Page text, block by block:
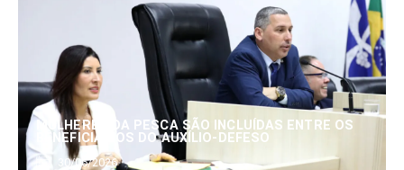
MULHERES DA PESCA SÃO INCLUÍDAS ENTRE OS
BENEFICIÁRIOS DO AUXÍLIO-DEFESO
30/06/2026